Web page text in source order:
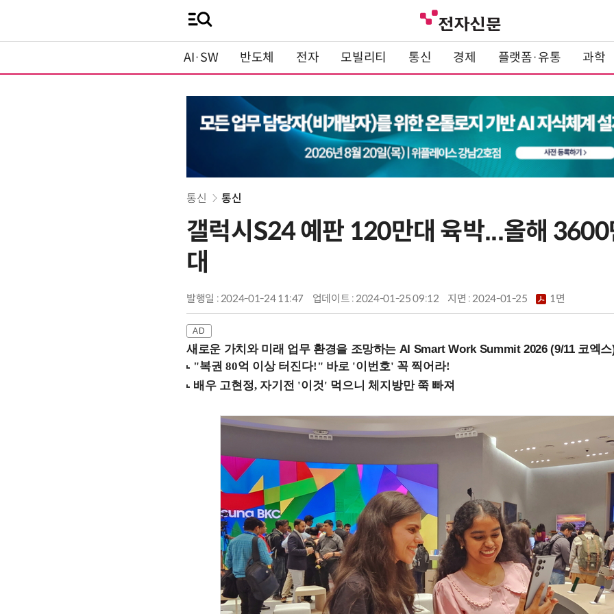
AI·SW 반도체 전자 모빌리티 통신 경제 플랫폼·유통 과학
통신 통신
갤럭시S24 예판 120만대 육박...올해 3600
대
발행일 : 2024-01-24 11:47 업데이트 : 2024-01-25 09:12 지면 :2024-01-25 1면
새로운 가치와 미래 업무 환경을 조망하는 AI Smart Work Summit 2026 (9/11 코엑